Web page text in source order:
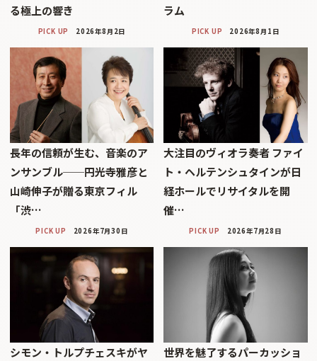
る極上の響き
PICK UP 2026年8月2日
ラム
PICK UP 2026年8月1日
長年の信頼が生む、音楽のア
ンサンブル──円光寺雅彦と
山崎伸子が贈る東京フィル
「渋…
PICK UP 2026年7月30日
大注目のヴィオラ奏者 ファイ
ト・ヘルテンシュタインが日
経ホールでリサイタルを開
催…
PICK UP 2026年7月28日
シモン・トルプチェスキがヤ
世界を魅了するパーカッショ